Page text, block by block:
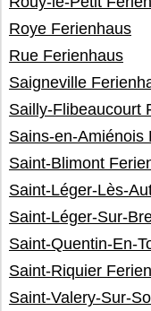
Roye Ferienhaus
Rue Ferienhaus
Saigneville
Sailly-Flibeaucourt
Sains-en-Amiénois
Saint-Blimont
Saint-Léger-Lès-
Saint-Léger-Sur-
Saint-Quentin-En-
Saint-Riquier
Saint-Valery-Sur-